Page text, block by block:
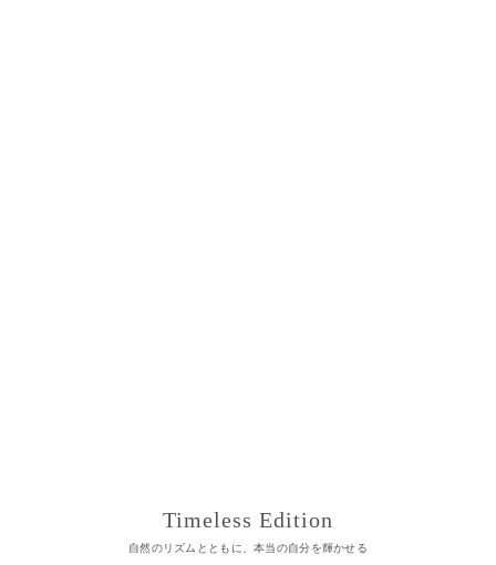
Timeless Edition
自然のリズムとともに、本当の自分を輝かせる